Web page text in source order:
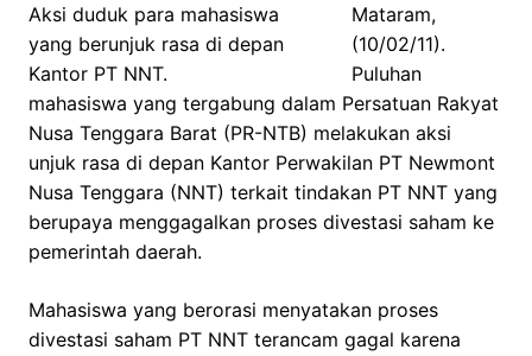
Aksi duduk para mahasiswa
yang berunjuk rasa di depan
Kantor PT NNT.
Mataram,
(10/02/11).
Puluhan
mahasiswa yang tergabung dalam Persatuan Rakyat
Nusa Tenggara Barat (PR-NTB) melakukan aksi
unjuk rasa di depan Kantor Perwakilan PT Newmont
Nusa Tenggara (NNT) terkait tindakan PT NNT yang
berupaya menggagalkan proses divestasi saham ke
pemerintah daerah.
Mahasiswa yang berorasi menyatakan proses
divestasi saham PT NNT terancam gagal karena